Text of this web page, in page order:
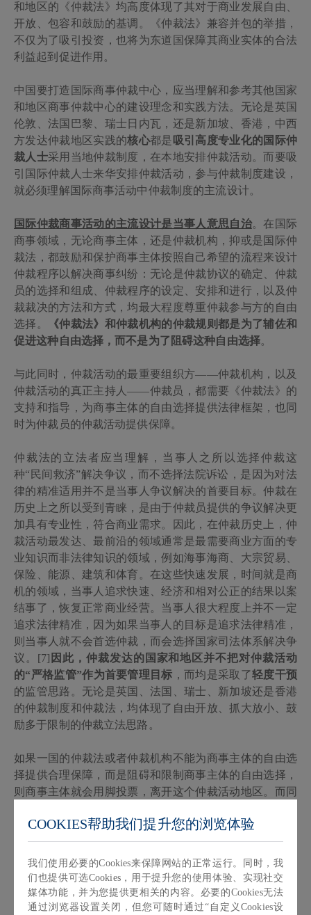
和地区的《仲裁法》均高度体现了其对于商业发展自由、
开放、包容和鼓励的基调。《仲裁法》兼容并包的举措，
不仅为了吸引投资，也将为东道国保障其商业实体的合法
利益起到促进作用。
中国要打造国际商事仲裁中心，应当理解和参考其他国家
和地区商事仲裁中心的建设理念和实践方法。无论是英国
伦敦、法国巴黎、瑞士日内瓦，还是新加坡、香港，中西
方发达仲裁地区实践的核心都是 吸引高度专业化的国际仲
裁人士采用当地仲裁制度，在本地安排仲裁活动。而要吸
引国际仲裁人士来华安排仲裁活动，参与仲裁制度建设，
就必须理解国际商事活动中仲裁制度的主流设计。
国际仲裁商事活动的主流设计是当事人意思自治。在国际
商事领域，无论商事主体，还是仲裁机构，抑或是国际仲
裁法，都鼓励和保护商事主体按照自己希望的流程来设计
仲裁程序以解决商事纠纷：无论是仲裁协议的确定、仲裁
员的选择和组成、仲裁程序的设定、安排和进行，以及仲
裁裁决的方法和方式，均最大程度尊重仲裁参与方的自由
选择。
《仲裁法》和仲裁机构的仲裁规则都是为了辅佐和
促进这种自由选择，而不是为了阻碍这种自由选择。
与此同时，仲裁活动的最重要组织方——仲裁机构，以及
仲裁活动的真正主持人——仲裁员，都需要《仲裁法》的
支持和指导，为商事主体的自由选择提供法律框架，也同
时为仲裁员的仲裁活动提供保障。
仲裁法的立法者应当理解，当事人之所以选择仲裁这
种“民间救济”解决争议，而不选择法院诉讼，是因为对法
律的精准适用并不是当事人争议解决的首要目标。仲裁在
历史上之所以受到青睐，是由于仲裁员提供的争议解决更
加具有专业性，符合商业需求。因此，在仲裁历史上，仲
裁活动最发达、最前沿的领域通常是最需要商业方面的专
业知识而非法律知识的领域，例如海事海商、大宗贸易、
保险、能源、建筑和体育。在这些快速发展，时间就是商
机的领域，当事人追求快速、经济和相对公正的结果以案
结事了，恢复正常商业经营。当事人很大程度上并不一定
追求法律精准，因为如果当事人的目标是追求法律精准，
则当事人就不会首选仲裁，而会选择国家司法体系解决争
议。[7] 因此，仲裁发达的国家和地区并不把对仲裁活动
的“严格监管”作为首要管理目标 ，而均是采取了轻度干预
的监管思路。无论是英国、法国、瑞士、新加坡还是香港
的仲裁制度和仲裁法，均体现了自由开放、抓大放小、鼓
励多于限制的仲裁立法思路。
如果一国的仲裁法或者仲裁机构不能为商事主体的自由选
择提供合理保障，而是阻碍和限制商事主体的自由选择，
则商事主体就会用脚投票，离开这个仲裁活动地区。而同
正主持人仲裁员提供足够保障，则高水平的仲裁专业人士
也会避免前往这些仲裁地区参与仲裁活动。
这是因为，仲裁员提供的争议解决本质上是一种服务，因
此仲裁员需要就工作收费。具有竞争力的收费模式将培养
和塑造有能力精细化工作的仲裁专业人士。但是，如果将
COOKIES帮助我们提升您的浏览体验
我们使用必要的Cookies来保障网站的正常运行。同时，我
们也提供可选Cookies，用于提升您的使用体验、实现社交
媒体功能，并为您提供更相关的内容。必要的Cookies无法
通过浏览器设置关闭，但您可随时通过“自定义Cookies设